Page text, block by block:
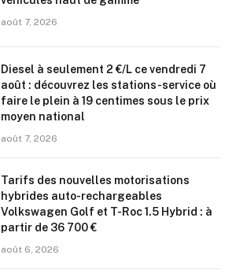
août 7, 2026
Diesel à seulement 2 €/L ce vendredi 7
août : découvrez les stations-service où
faire le plein à 19 centimes sous le prix
moyen national
août 7, 2026
Tarifs des nouvelles motorisations
hybrides auto-rechargeables
Volkswagen Golf et T-Roc 1.5 Hybrid : à
partir de 36 700 €
août 6, 2026